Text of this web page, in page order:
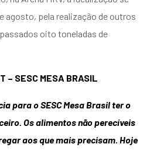
agosto, pela realização de outros
oito toneladas de
– SESC MESA BRASIL
para o SESC Mesa Brasil ter o
Os alimentos não perecíveis
aos que mais precisam. Hoje